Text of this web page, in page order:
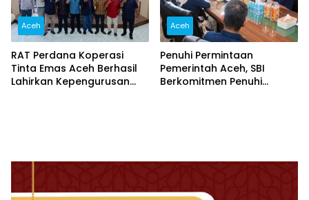
Aceh
RAT Perdana Koperasi
Tinta Emas Aceh Berhasil
Lahirkan Kepengurusan
Aceh
Penuhi Permintaan
Pemerintah Aceh, SBI
Berkomitmen Penuhi